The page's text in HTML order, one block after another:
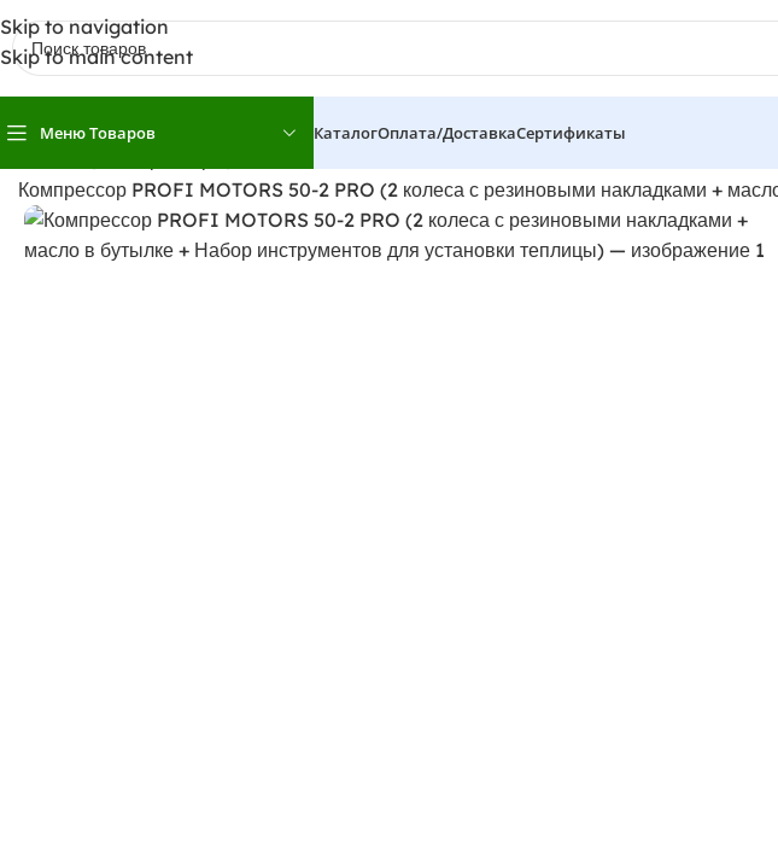
Skip to navigation
Skip to main content
Меню Товаров КаталогОплата/доставкаСертификаты
Компрессор PROFI MOTORS 50-2 PRO (2 колеса с резиновыми накладками +